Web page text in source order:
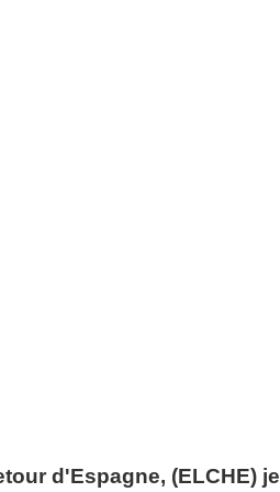
d'Espagne, (ELCHE) je